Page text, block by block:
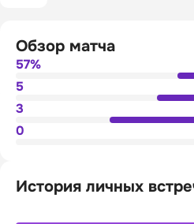
Обзор матча
57%
5
3
0
История личных